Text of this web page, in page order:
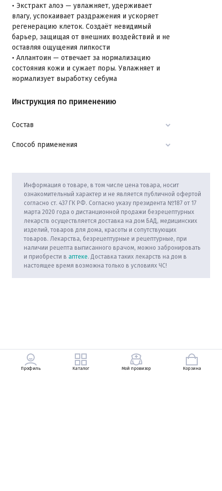
• Экстракт алоэ — увлажняет, удерживает
влагу, успокаивает раздражения и ускоряет
регенерацию клеток. Создаёт невидимый
барьер, защищая от внешних воздействий и не
оставляя ощущения липкости
• Аллантоин — отвечает за нормализацию
состояния кожи и сужает поры. Увлажняет и
нормализует выработку себума
Инструкция по применению
Состав
Способ применения
Информация о товаре, в том числе цена товара, носит
ознакомительный характер и не является публичной офертой
согласно ст. 437 ГК РФ. Согласно указу президента №187 от 17
марта 2020 года о дистанционной продажи безрецептурных
лекарств осуществляется доставка на дом БАД, медицинских
изделий, товаров для дома, красоты и сопутствующих
товаров. Лекарства, безрецептурные и рецептурные, при
наличии рецепта выписанного врачом, можно забронировать
и приобрести в аптеке. Доставка таких лекарств на дом в
настоящее время возможна только в условиях ЧС!
Профиль Каталог Мой провизор Корзина